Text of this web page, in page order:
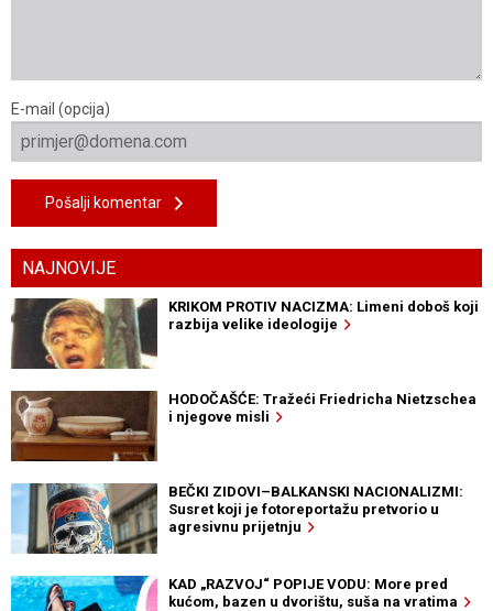
E-mail (opcija)
Pošalji komentar
NAJNOVIJE
KRIKOM PROTIV NACIZMA: Limeni doboš koji
razbija velike ideologije
HODOČAŠĆE: Tražeći Friedricha Nietzschea
i njegove misli
BEČKI ZIDOVI–BALKANSKI NACIONALIZMI:
Susret koji je fotoreportažu pretvorio u
agresivnu prijetnju
KAD „RAZVOJ“ POPIJE VODU: More pred
kućom, bazen u dvorištu, suša na vratima